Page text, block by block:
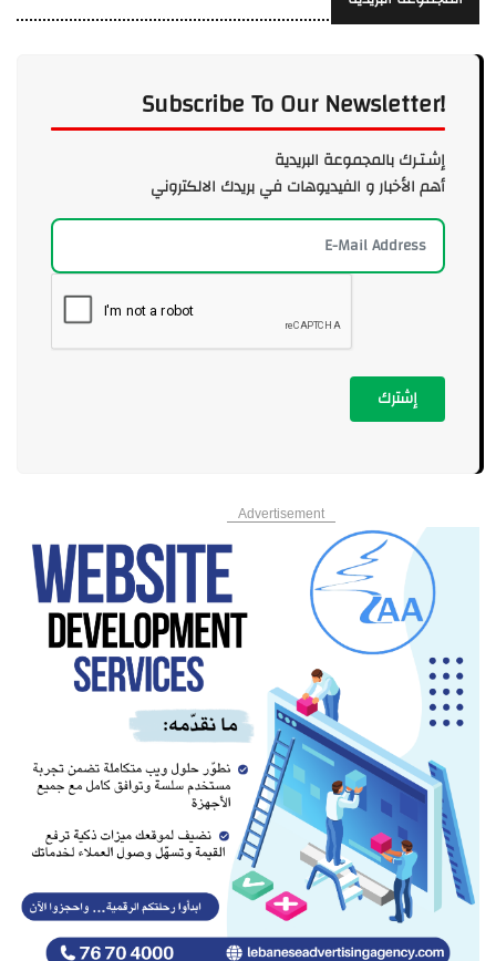
Subscribe To Our Newsletter!
إشـتـرك بالمجموعة البريدية
أهم الأخبار و الفيديوهات في بريدك الالكتروني
إشترك
Advertisement